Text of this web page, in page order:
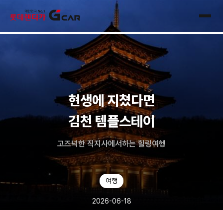
전체
현생에 지쳤다면
김천 템플스테이
고즈넉한 직지사에서하는 힐링여헹
여행
2026-06-18